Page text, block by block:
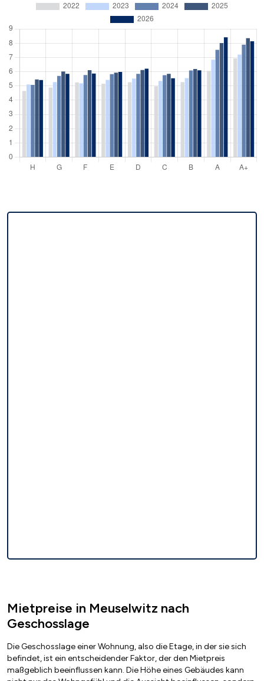
Mietpreise in Meuselwitz nach
Geschosslage
Die Geschosslage einer Wohnung, also die Etage, in der sie sich
befindet, ist ein entscheidender Faktor, der den Mietpreis
maßgeblich beeinflussen kann. Die Höhe eines Gebäudes kann